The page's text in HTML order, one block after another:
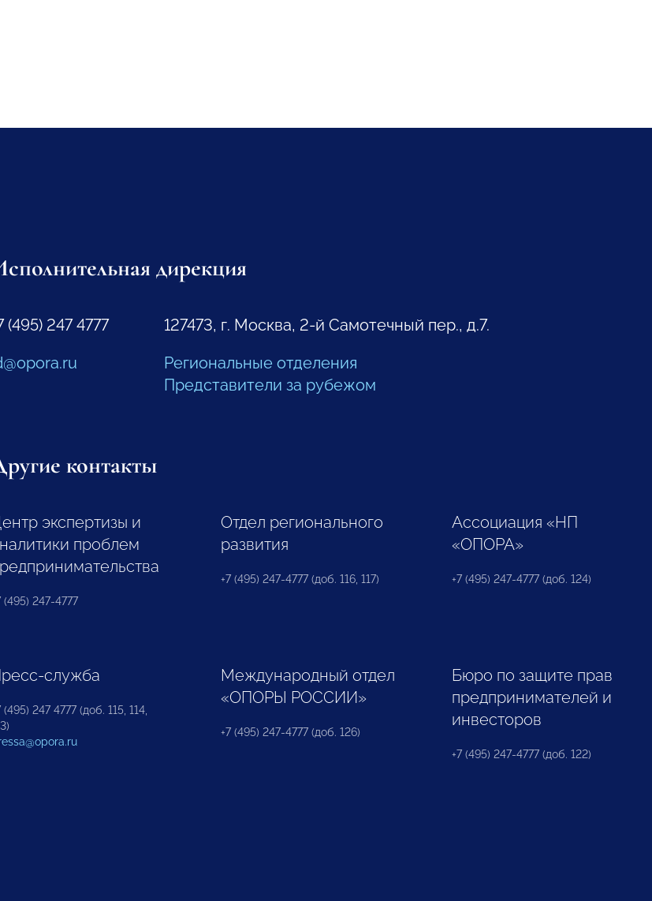
дирекция
(495) 247 4777
127473, г. Москва, 2-й Самотечный пер., д.7.
Региональные отделения
Представители за рубежом
контакты
экспертизы и
проблем
(495) 247-4777
Отдел регионального
развития
+7 (495) 247-4777 (доб. 116, 117)
Ассоциация «НП
«ОПОРА»
+7 (495) 247-4777 (доб. 124)
служба
(495) 247 4777 (доб. 115, 114,
Международный отдел
«ОПОРЫ РОССИИ»
+7 (495) 247-4777 (доб. 126)
Бюро по защите прав
предпринимателей и
инвесторов
+7 (495) 247-4777 (доб. 122)